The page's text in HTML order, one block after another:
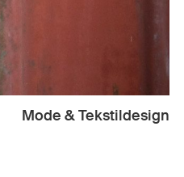
Mode & Tekstildesign